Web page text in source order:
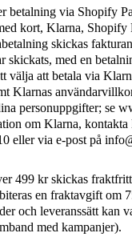
betalning via Shopify
kort, Klarna, Shopify
skickas
skickats, med en
välja att betala via
Klarnas
personuppgifter; se
om Klarna, kontakta
eller via e-post på
499 kr skickas
en fraktavgift om
och leveranssätt kan
med kampanjer).